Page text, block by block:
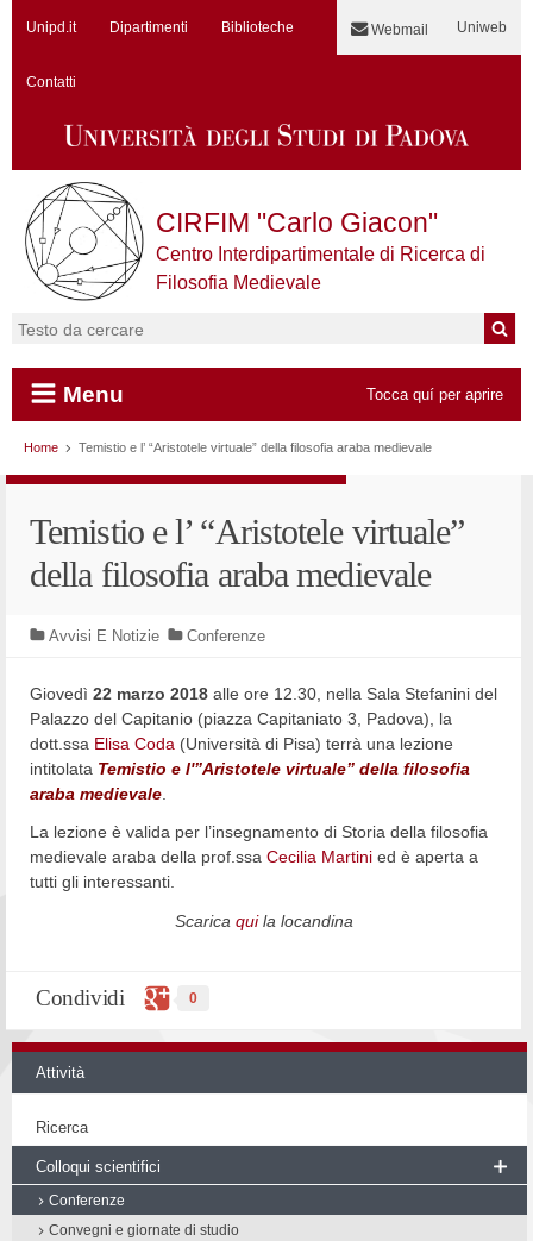
Webmail Uniweb
Unipd.it Dipartimenti Biblioteche
Contatti
CIRFIM "Carlo Giacon"
Centro Interdipartimentale di Ricerca di
Filosofia Medievale
Cerca:
Menu Tocca quí per aprire
Vai al contenuto
Home Temistio e l’ “Aristotele virtuale” della filosofia araba medievale
Temistio e l’ “Aristotele virtuale”
della filosofia araba medievale
Avvisi E Notizie Conferenze
Giovedì 22 marzo 2018 alle ore 12.30, nella Sala Stefanini del
Palazzo del Capitanio (piazza Capitaniato 3, Padova), la
dott.ssa Elisa Coda (Università di Pisa) terrà una lezione
intitolata Temistio e l'”Aristotele virtuale” della filosofia
araba medievale
La lezione è valida per l’insegnamento di Storia della filosofia
medievale araba della prof.ssa Cecilia Martini ed è aperta a
tutti gli interessanti.
Scarica quila locandina
Condividi 0
Attività
Ricerca
Colloqui scientifici
Conferenze
Convegni e giornate di studio